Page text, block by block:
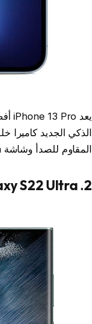
المقاوم للصدأ وشاشة ProMotion بمعدلات تحديث تصل إلى 120 هرتز للتمرير بسلاسة أكبر.
2. Samsung Galaxy S22 Ultra